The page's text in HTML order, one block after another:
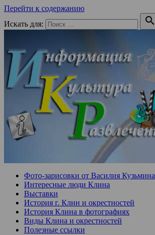
Перейти к содержанию
Искать для:

Фото-зарисовки от Василия Кузьмина
Интересные люди Клина
Выставки
История г. Клин и окрестностей
История Клина в фотографиях
Виды Клина и окрестностей
Полезные ссылки